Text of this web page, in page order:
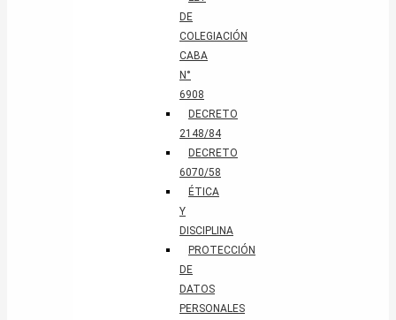
DE
COLEGIACIÓN
CABA
N°
6908
DECRETO
2148/84
DECRETO
6070/58
ÉTICA
Y
DISCIPLINA
PROTECCIÓN
DE
DATOS
PERSONALES​